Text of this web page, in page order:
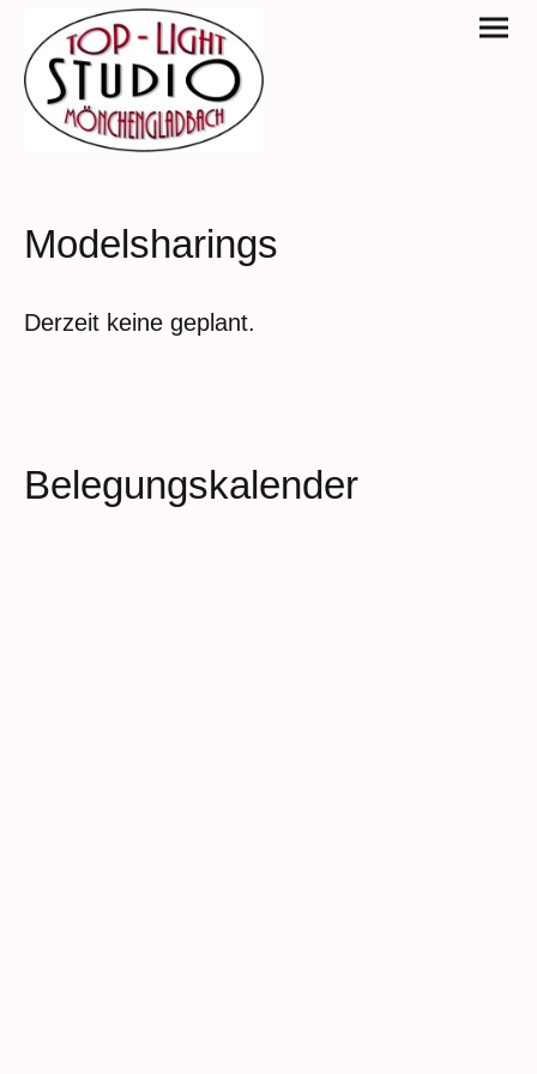
Modelsharings
Derzeit keine geplant.
Belegungskalender